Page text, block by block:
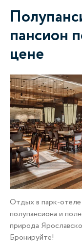
пансион
цене
Отдых в парк-отеле
полупансиона и
природа
Бронируйте!